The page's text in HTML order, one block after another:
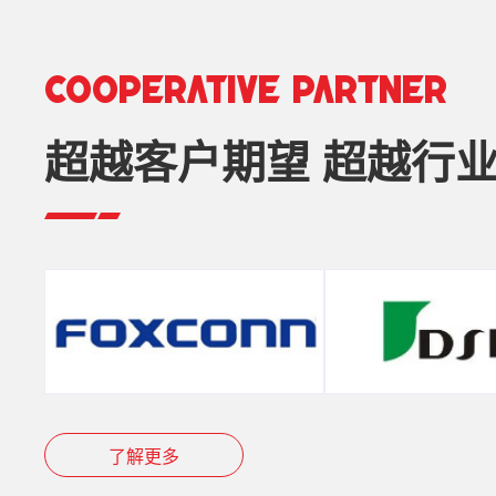
COOPERATIVE PARTNER
超越客户期望 超越行
了解更多